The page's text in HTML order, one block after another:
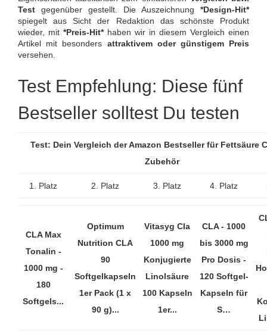
Test gegenüber gestellt. Die Auszeichnung *Design-Hit*
spiegelt aus Sicht der Redaktion das schönste Produkt
wieder, mit *Preis-Hit*haben wir in diesem Vergleich einen
Artikel mit besonders attraktivem oder günstigem Preis
versehen.
Test Empfehlung: Diese fünf
Bestseller solltest Du testen
Test: Dein Vergleich der Amazon Bestseller für Fettsäure
Zubehör
1. Platz 2. Platz 3. Platz 4. Platz
CLA Max
Tonalin -
1000 mg -
180
Softgels...
Optimum
Nutrition CLA
90
Softgelkapseln
1er Pack (1 x
90 g)...
Vitasyg Cla
1000 mg
Konjugierte
Linolsäure
100 Kapseln
1er...
CLA - 1000
bis 3000 mg
Pro Dosis -
120 Softgel-
Kapseln für
S…